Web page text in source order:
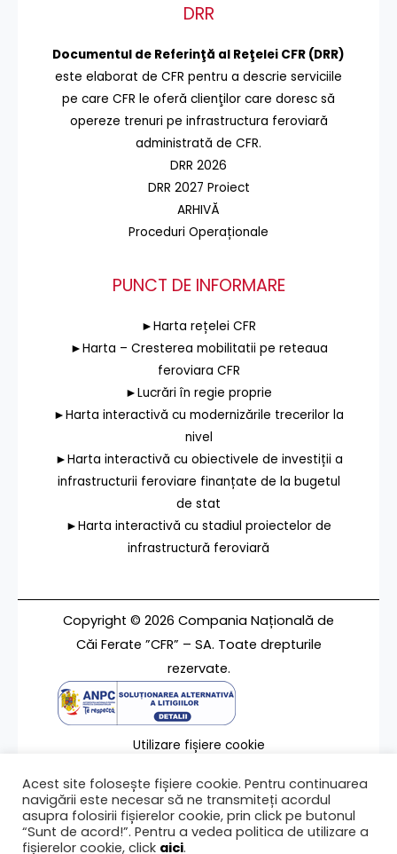
DRR
Documentul de Referinţă al Reţelei CFR (DRR)
este elaborat de CFR pentru a descrie serviciile
pe care CFR le oferă clienţilor care doresc să
opereze trenuri pe infrastructura feroviară
administrată de CFR.
DRR 2026
DRR 2027 Proiect
ARHIVĂ
Proceduri Operaționale
PUNCT DE INFORMARE
►Harta rețelei CFR
►Harta – Cresterea mobilitatii pe reteaua
feroviara CFR
►Lucrări în regie proprie
►Harta interactivă cu modernizările trecerilor la
nivel
►Harta interactivă cu obiectivele de investiții a
infrastructurii feroviare finanțate de la bugetul
de stat
►Harta interactivă cu stadiul proiectelor de
infrastructură feroviară
Copyright © 2026 Compania Națională de
Căi Ferate ”CFR” – SA. Toate drepturile
rezervate.
Utilizare fișiere cookie
Contact
Acest site folosește fișiere cookie. Pentru continuarea
navigării este necesar să ne transmiteți acordul
asupra folosirii fișierelor cookie, prin click pe butonul
“Sunt de acord!”. Pentru a vedea politica de utilizare a
fișierelor cookie, click aici.